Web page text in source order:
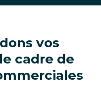
vos
cadre de